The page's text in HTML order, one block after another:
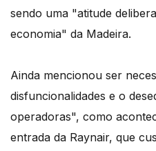
sendo uma "atitude
economia" da Madeira.
Ainda mencionou ser
disfuncionalidades e o
operadoras", como
entrada da Raynair, que